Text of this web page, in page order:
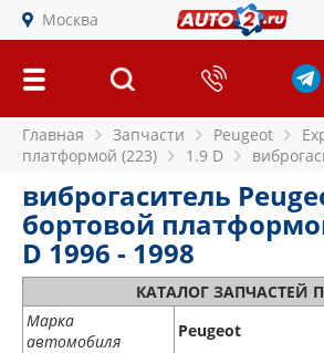
Москва
Главная Запчасти Peugeot
платформой (223)
1.9 D
виброгаситель
бортовой
D 1996 - 1998
КАТАЛОГ ЗАПЧАСТЕЙ
Марка
автомобиля
Peugeot